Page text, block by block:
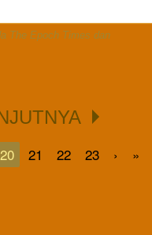
The Epoch Times dan
20 21 22 23 › »